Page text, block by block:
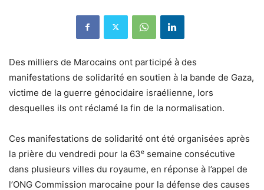
Des milliers de Marocains ont participé à des
manifestations de solidarité en soutien à la bande de Gaza,
victime de la guerre génocidaire israélienne, lors
desquelles ils ont réclamé la fin de la normalisation.
Ces manifestations de solidarité ont été organisées après
la prière du vendredi pour la 63ᵉ semaine consécutive
dans plusieurs villes du royaume, en réponse à l’appel de
l’ONG Commission marocaine pour la défense des causes